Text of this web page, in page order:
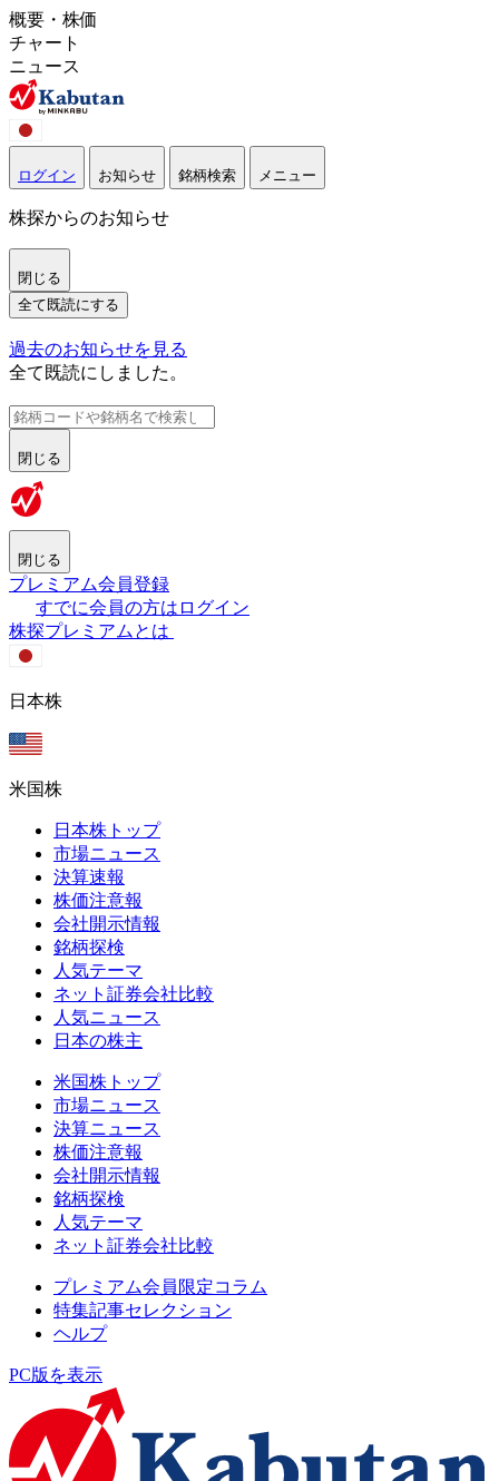
概要・株価
チャート
ニュース
ログイン お知らせ 銘柄検索 メニュー
株探からのお知らせ
閉じる
全て既読にする
過去のお知らせを見る
全て既読にしました。
閉じる
閉じる
プレミアム会員登録
すでに会員の方はログイン
株探プレミアムとは
日本株
米国株
日本株トップ
市場ニュース
決算速報
株価注意報
会社開示情報
銘柄探検
人気テーマ
ネット証券会社比較
人気ニュース
日本の株主
米国株トップ
市場ニュース
決算ニュース
株価注意報
会社開示情報
銘柄探検
人気テーマ
ネット証券会社比較
プレミアム会員限定コラム
特集記事セレクション
ヘルプ
PC版を表示